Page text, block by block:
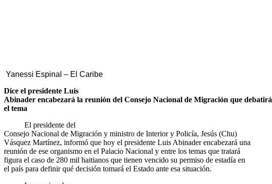
Yanessi Espinal – El Caribe
Dice el presidente Luis
Abinader encabezará la reunión del Consejo Nacional de Migración que debatirá
el tema
El presidente del
Consejo Nacional de Migración y ministro de Interior y Policía, Jesús (Chu)
Vásquez Martínez, informó que hoy el presidente Luis Abinader encabezará una
reunión de ese organismo en el Palacio Nacional y entre los temas que tratará
figura el caso de 280 mil haitianos que tienen vencido su permiso de estadía en
el país para definir qué decisión tomará el Estado ante esa situación.